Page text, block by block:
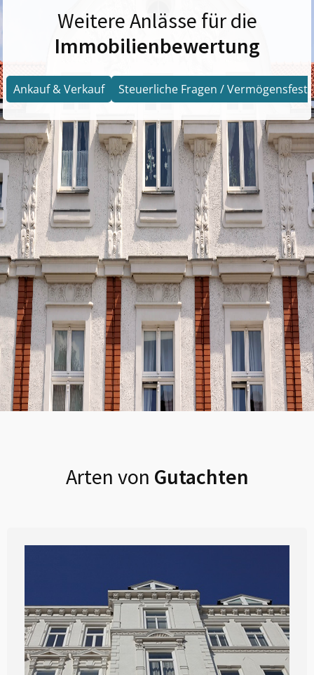
Weitere Anlässe für die
Immobilienbewertung
Ankauf & Verkauf Steuerliche Fragen /
Arten von Gutachten